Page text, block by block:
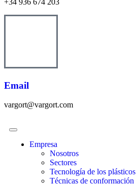
Email
vargort@vargort.com
Empresa
Nosotros
Sectores
Tecnología de los plásticos
Técnicas de conformación